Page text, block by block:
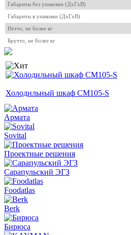
Габариты без упаковки (ДхГхВ)
Габариты в упаковке (ДхГхВ)
Нетто, не более кг
Брутто, не более кг
Холодильный шкаф CM105-S
Армата
Sovital
Проектные решения
Сарапульский ЭГЗ
Foodatlas
Berk
Бирюса